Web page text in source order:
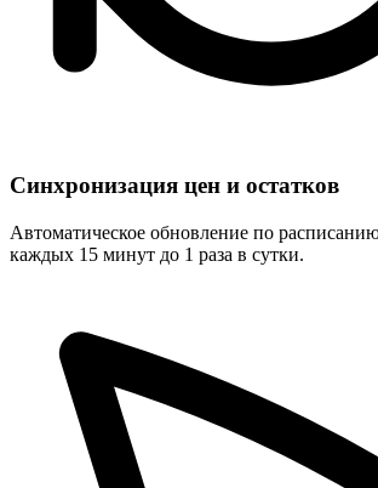
Синхронизация цен и остатков
Автоматическое обновление по
каждых 15 минут до 1 раза в сутки.